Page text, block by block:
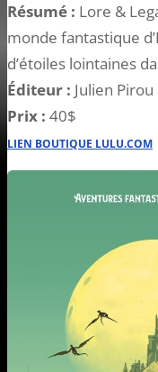
Résumé : Lore &
monde fantastique
d’étoiles lointaines
Éditeur : Julien
Prix : 40$
LIEN BOUTIQUE LULU.COM